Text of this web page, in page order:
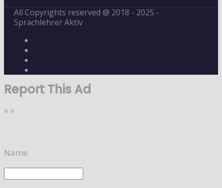
All Copyrights reserved @ 2018 - 2025 -
Sprachlehrer Aktiv
Report This Ad
« »
Name